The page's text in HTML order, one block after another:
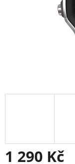
1 290 Kč